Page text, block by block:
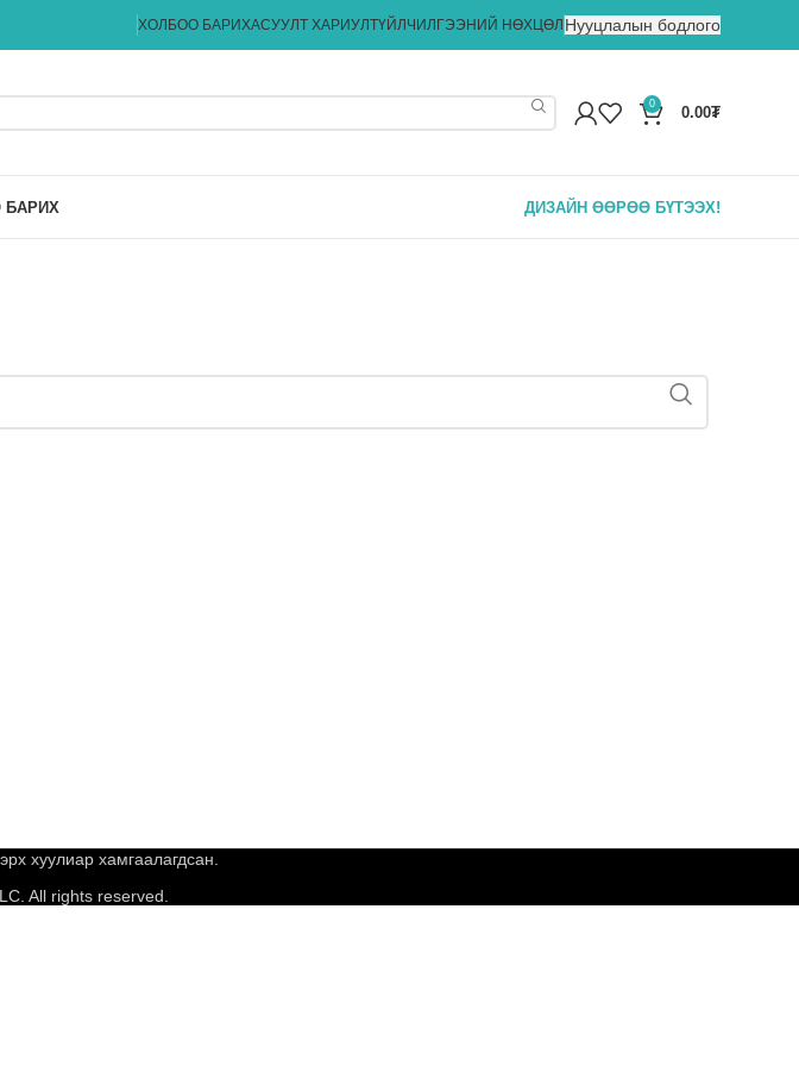
ХОЛБОО БАРИХАСУУЛТ ХАРИУЛТҮЙЛЧИЛГЭЭНИЙ НӨХЦӨЛ Нууцлалын бодлого
0
0.00₮
БАРИХ ДИЗАЙН ӨӨРӨӨ БҮТЭЭХ!
хуулиар хамгаалагдсан.
All rights reserved.